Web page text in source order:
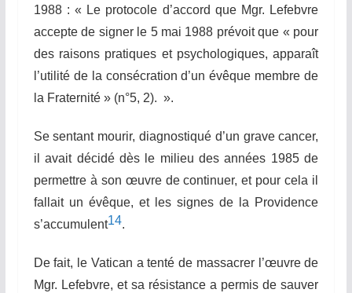
1988 : « Le protocole d’accord que Mgr. Lefebvre
accepte de signer le 5 mai 1988 prévoit que « pour
des raisons pratiques et psychologiques, apparaît
l’utilité de la consécration d’un évêque membre de
la Fraternité » (n°5, 2). ».
Se sentant mourir, diagnostiqué d’un grave cancer,
il avait décidé dès le milieu des années 1985 de
permettre à son œuvre de continuer, et pour cela il
fallait un évêque, et les signes de la Providence
s’accumulent14.
De fait, le Vatican a tenté de massacrer l’œuvre de
Mgr. Lefebvre, et sa résistance a permis de sauver